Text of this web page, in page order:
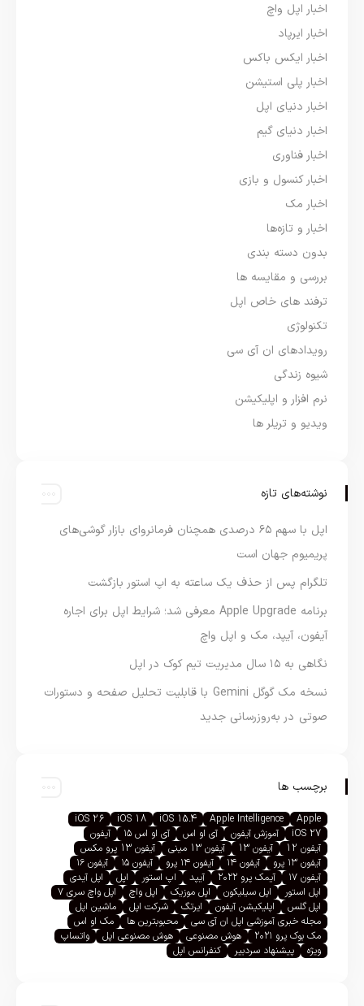
اخبار اپل واچ
اخبار ایرپاد
اخبار ایکس باکس
اخبار پلی استیشن
اخبار دنیای اپل
اخبار دنیای گیم
اخبار فناوری
اخبار کنسول و بازی
اخبار مک
اخبار و تازه‌ها
بدون دسته بندی
بررسی و مقایسه ها
ترفند های خاص اپل
تکنولوژی
رویدادهای ان آی سی
شیوه زندگی
نرم افزار و اپلیکیشن
ویدیو و تریلر ها
نوشته‌های تازه
اپل با سهم ۶۵ درصدی همچنان فرمانروای بازار گوشی‌های
پریمیوم جهان است
تلگرام پس از حذف یک ساعته به اپ استور بازگشت
برنامه Apple Upgrade معرفی شد؛ شرایط اپل برای اجاره
آیفون، آیپد، مک و اپل واچ
نگاهی به ۱۵ سال مدیریت تیم کوک در اپل
نسخه مک گوگل Gemini با قابلیت تحلیل صفحه و دستورات
صوتی در به‌روزرسانی جدید
برچسب ها
Apple
Apple Intelligence
iOS 15.4
iOS 18
iOS 26
iOS 27
آموزش آیفون آی او اس آی او اس ۱۵
آیفون
آیفون 12
آیفون 13 آیفون 13 مینی
آیفون 13 پرو مکس
آیفون ۱۳ پرو
آیفون ۱۴ آیفون ۱۴ پرو آیفون ۱۵
آیفون ۱۶
آیفون ۱۷
آیمک پرو ۲۰۲۲ آیپد اپ استور اپل
اپل آیدی
اپل استور
اپل سیلیکون اپل موزیک اپل واچ
اپل واچ سری ۷
اپل گلس
اپلیکیشن آیفون ایرتگ شرکت اپل
ماشین اپل
مجله خبری آموزشی اپل ان آی سی
محبوبترین ها
مک او اس
مک بوک پرو ۲۰۲۱
هوش مصنوعی هوش مصنوعی اپل
واتساپ
ویژه
پیشنهاد سردبیر کنفرانس اپل